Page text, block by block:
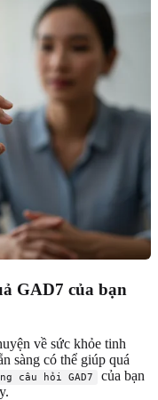
GAD7 của bạn
về sức khỏe tinh
sàng có thể giúp quá
câu hỏi GAD7
của bạn